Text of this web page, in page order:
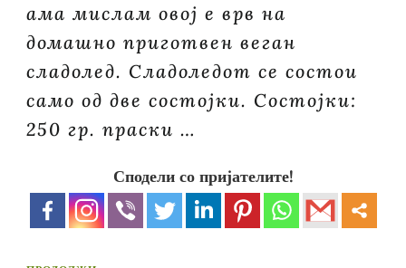
ама мислам овој е врв на
домашно приготвен веган
сладолед. Сладоледот се состои
само од две состојки. Состојки:
250 гр. праски …
Сподели со пријателите!